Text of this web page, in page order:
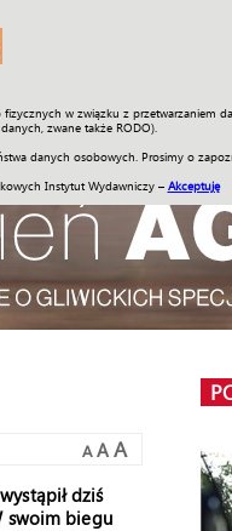
w związku z
zwane także RODO).
danych osobowych. Prosimy o
Instytut Wydawniczy – Akceptuję
Wideo ENGLISH
A A A
dziś
swoim biegu